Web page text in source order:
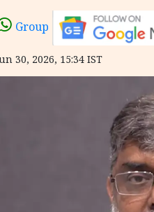
Group
30, 2026, 15:34 IST